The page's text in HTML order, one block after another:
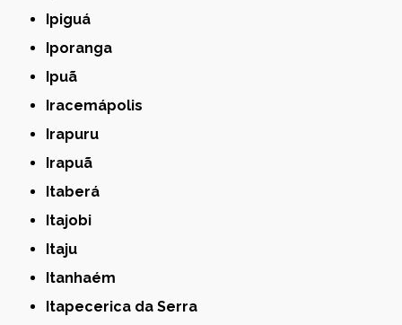
Ipiguá
Iporanga
Ipuã
Iracemápolis
Irapuru
Irapuã
Itaberá
Itajobi
Itaju
Itanhaém
Itapecerica da Serra